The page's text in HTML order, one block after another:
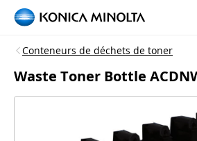
Conteneurs de déchets de toner
Waste Toner Bottle